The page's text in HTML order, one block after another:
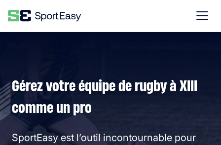
Gérez votre équipe de rugby à XIII
comme un pro
SportEasy est l’outil incontournable pour